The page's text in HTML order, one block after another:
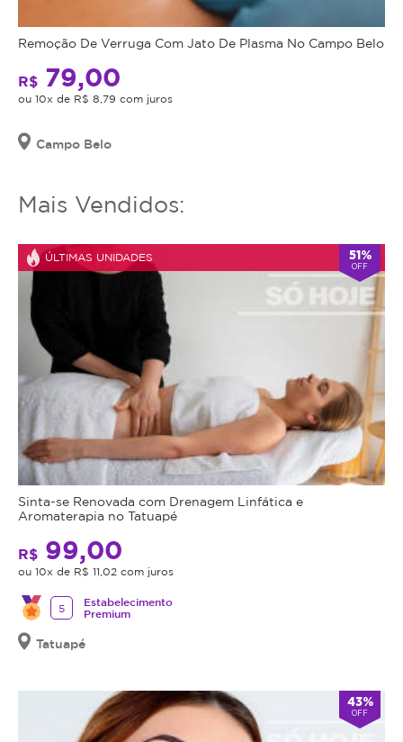
Remoção De Verruga Com Jato De Plasma No Campo Belo
R$ 79,00
ou 10x de R$ 8,79 com juros
Campo Belo
Mais Vendidos:
ÚLTIMAS UNIDADES 51%
OFF
Sinta-se Renovada com Drenagem Linfática e
Aromaterapia no Tatuapé
R$ 99,00
ou 10x de R$ 11,02 com juros
5
Estabelecimento
Premium
Tatuapé
43%
OFF